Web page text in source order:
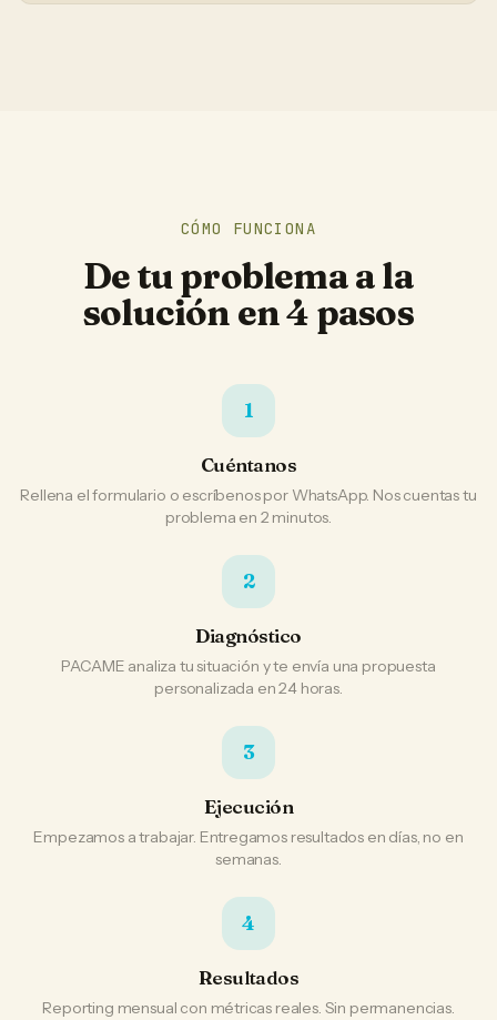
CÓMO FUNCIONA
De tu problema a la
solución en 4 pasos
1
Cuéntanos
Rellena el formulario o escríbenos por WhatsApp. Nos cuentas tu
problema en 2 minutos.
2
Diagnóstico
PACAME analiza tu situación y te envía una propuesta
personalizada en 24 horas.
3
Ejecución
Empezamos a trabajar. Entregamos resultados en días, no en
semanas.
4
Resultados
Reporting mensual con métricas reales. Sin permanencias.